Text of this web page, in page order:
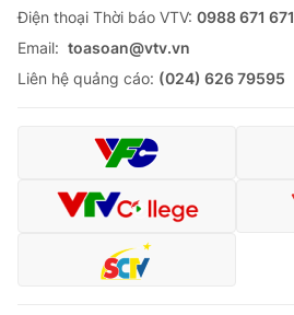
Ðiện thoại Thời báo VTV: 0988 671 671
Email: toasoan@vtv.vn
Liên hệ quảng cáo: (024) 626 79595